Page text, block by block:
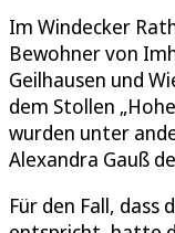
Im Windecker
Bewohner von
Geilhausen und
dem Stollen
wurden unter
Alexandra Gauß
Für den Fall, dass